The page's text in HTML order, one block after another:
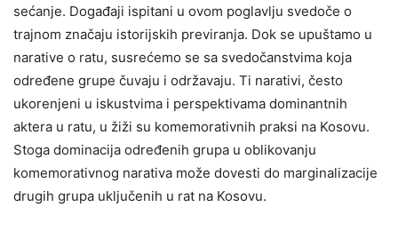
sećanje. Događaji ispitani u ovom poglavlju svedoče o
trajnom značaju istorijskih previranja. Dok se upuštamo u
narative o ratu, susrećemo se sa svedočanstvima koja
određene grupe čuvaju i održavaju. Ti narativi, često
ukorenjeni u iskustvima i perspektivama dominantnih
aktera u ratu, u žiži su komemorativnih praksi na Kosovu.
Stoga dominacija određenih grupa u oblikovanju
komemorativnog narativa može dovesti do marginalizacije
drugih grupa uključenih u rat na Kosovu.